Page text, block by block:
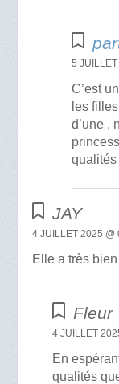
5
C’est
les
d’une ,
qualités
JAY
4 JUILLET 2025 @
Elle a très
Fleur
4 JUILLET
En
qualités